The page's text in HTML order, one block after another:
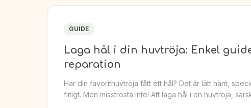
GUIDE
Laga hål i din huvtröja: Enkel
reparation
Har din favorithuvtröja fått ett hål? Det är lätt hänt,
flitigt. Men misströsta inte! Att laga hål i en huvtröja,